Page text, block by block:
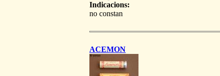
Indicacions:
no constan
ACEMON